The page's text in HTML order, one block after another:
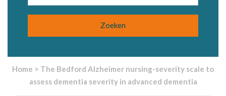
Home > The Bedford Alzheimer nursing-severity scale to
assess dementia severity in advanced dementia